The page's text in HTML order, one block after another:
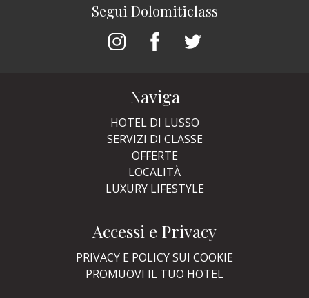
Segui Dolomiticlass
Naviga
HOTEL DI LUSSO
SERVIZI DI CLASSE
OFFERTE
LOCALITÀ
LUXURY LIFESTYLE
Accessi e Privacy
PRIVACY E POLICY SUI COOKIE
PROMUOVI IL TUO HOTEL